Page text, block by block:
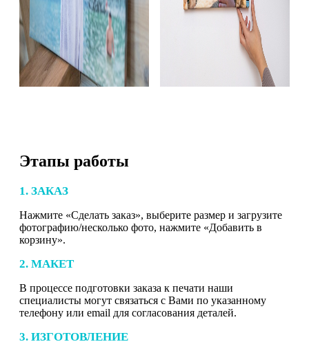
Этапы работы
1. ЗАКАЗ
Нажмите «Сделать заказ», выберите размер и загрузите
фотографию/несколько фото, нажмите «Добавить в
корзину».
2. МАКЕТ
В процессе подготовки заказа к печати наши
специалисты могут связаться с Вами по указанному
телефону или email для согласования деталей.
3. ИЗГОТОВЛЕНИЕ